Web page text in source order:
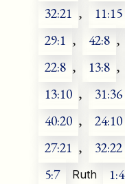
32:21 , 11:15
29:1 , 42:8 ,
22:8 , 13:8 ,
13:10 , 31:36
40:20 , 24:10
27:21 , 32:22
5:7 Ruth 1:4